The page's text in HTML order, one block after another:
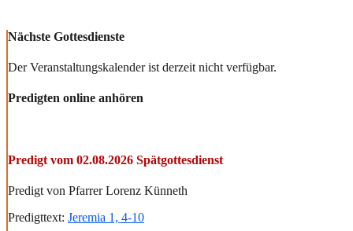
Nächste Gottesdienste
Der Veranstaltungskalender ist derzeit nicht verfügbar.
Predigten online anhören
Predigt vom 02.08.2026 Spätgottesdienst
Predigt von Pfarrer Lorenz Künneth
Predigttext: Jeremia 1, 4-10